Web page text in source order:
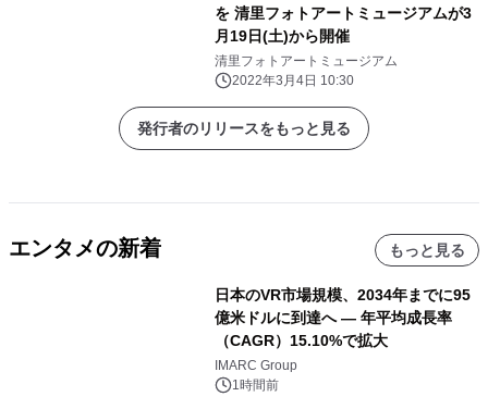
を 清里フォトアートミュージアムが3
月19日(土)から開催
清里フォトアートミュージアム
2022年3月4日 10:30
発行者のリリースをもっと見る
エンタメの新着 もっと見る
日本のVR市場規模、2034年までに95
億米ドルに到達へ ― 年平均成長率
（CAGR）15.10%で拡大
IMARC Group
1時間前